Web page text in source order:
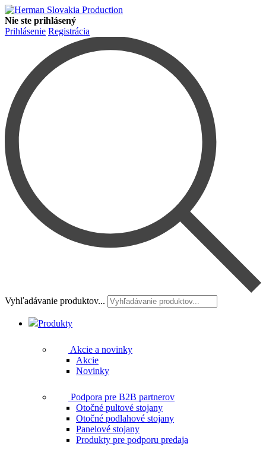
Nie ste prihlásený
Prihlásenie Registrácia
Vyhľadávanie produktov...
Produkty
Akcie a novinky
Akcie
Novinky
Podpora pre B2B partnerov
Otočné pultové stojany
Otočné podlahové stojany
Panelové stojany
Produkty pre podporu predaja